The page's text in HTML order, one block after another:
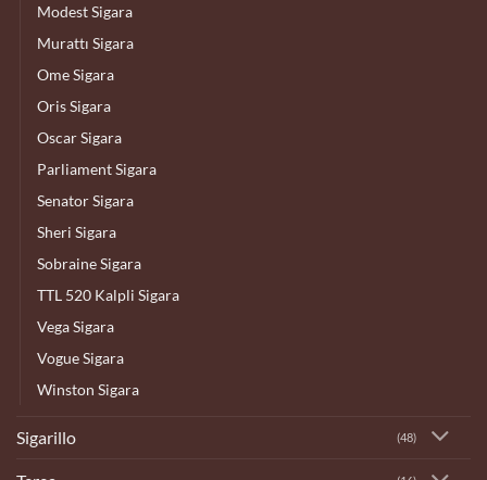
Modest Sigara
Murattı Sigara
Ome Sigara
Oris Sigara
Oscar Sigara
Parliament Sigara
Senator Sigara
Sheri Sigara
Sobraine Sigara
TTL 520 Kalpli Sigara
Vega Sigara
Vogue Sigara
Winston Sigara
Sigarillo (48)